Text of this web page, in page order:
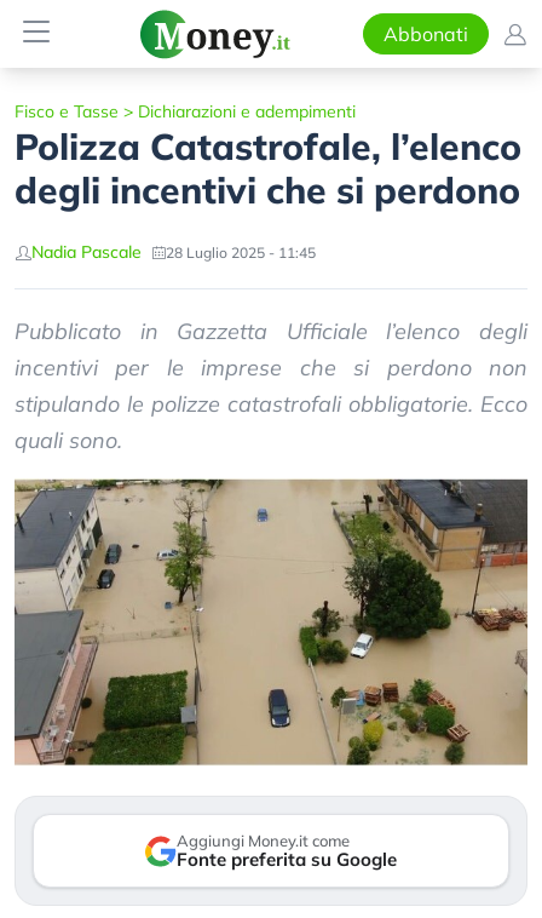
Abbonati
Fisco e Tasse > Dichiarazioni e adempimenti
Polizza Catastrofale, l’elenco
degli incentivi che si perdono
Nadia Pascale 28 Luglio 2025 - 11:45
Pubblicato in Gazzetta Ufficiale l’elenco degli
incentivi per le imprese che si perdono non
stipulando le polizze catastrofali obbligatorie. Ecco
quali sono.
Aggiungi Money.it come
Fonte preferita su Google